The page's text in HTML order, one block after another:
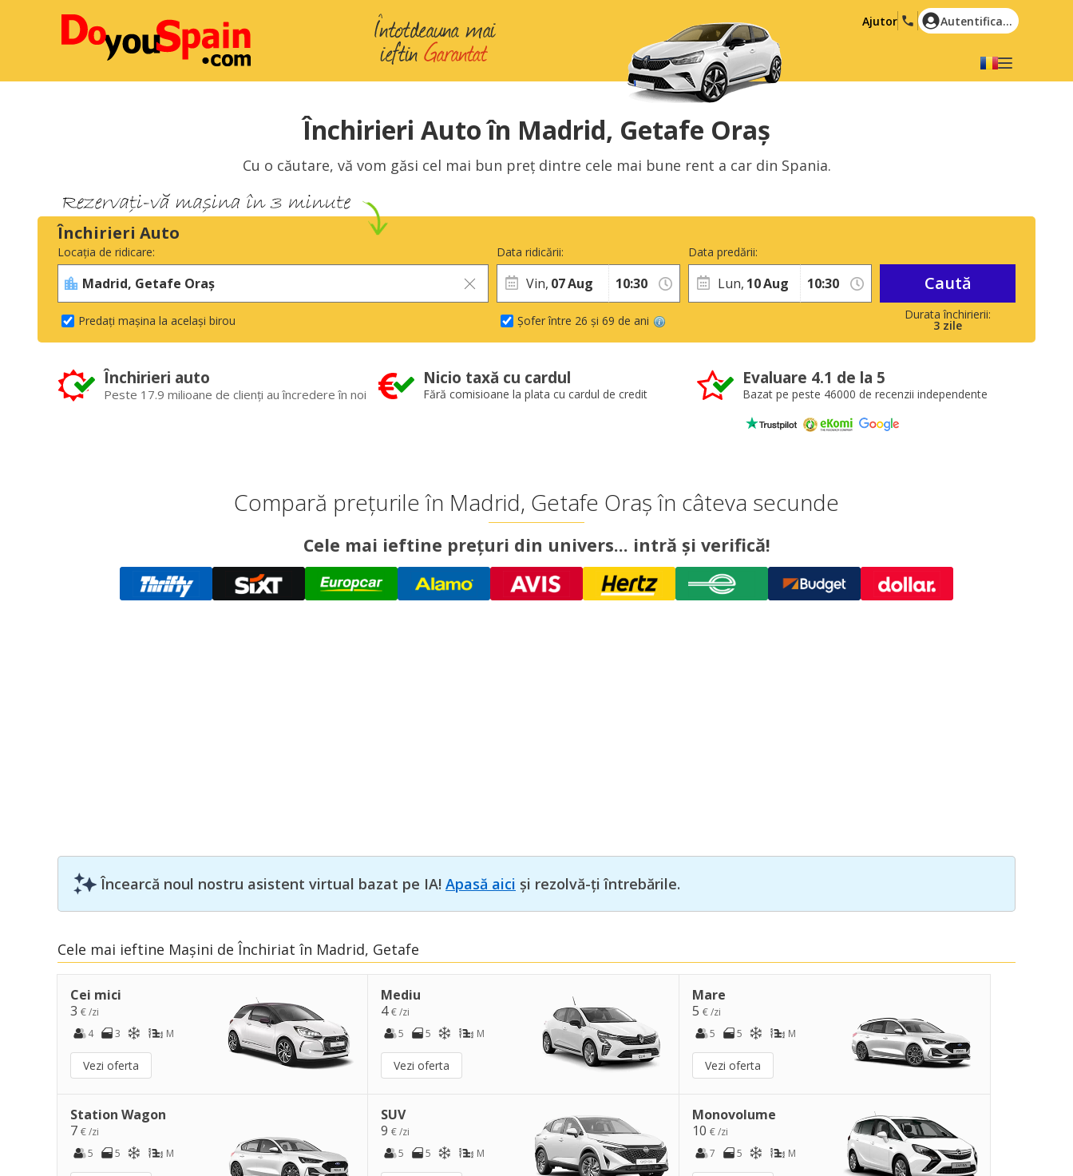
Ajutor Autentificare
Italiano
Русский
Hrvatski
Închirieri Auto în Madrid, Getafe Oraș
Cu o căutare, vă vom găsi cel mai bun preț dintre cele mai bune rent a car din Spania.
Închirieri Auto
Locația de ridicare:
Predați mașina la același birou
Data ridicării:
Vin, 07Aug
3 zile
Data predării:
Lun, 10Aug
Șofer între 26 și 69 de ani
Caută
Închirieri auto
Peste 17.9 milioane de clienți au încredere în noi
Nicio taxă cu cardul
Fără comisioane la plata cu cardul de credit
Evaluare 4.1 de la 5
Bazat pe peste 46000 de recenzii independente
Compară prețurile în Madrid, Getafe Oraș în câteva secunde
Cele mai ieftine prețuri din univers... intră și verifică!
Încearcă noul nostru asistent virtual bazat pe IA! Apasă aici și rezolvă-ți întrebările.
Cele mai ieftine Mașini de Închiriat în Madrid, Getafe
Cei mici
3 € /zi
4
3 M
Vezi oferta
Mediu
4€ /zi
5
5 M
Vezi oferta
Mare
5 € /zi
5
5 M
Vezi oferta
Station Wagon
7 € /zi
5
5 M
SUV
9€ /zi
5
5 M
Monovolume
10 € /zi
7
5 M